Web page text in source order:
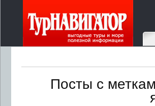
Посты с